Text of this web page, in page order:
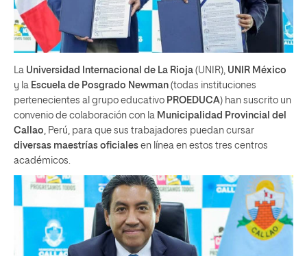
La Universidad Internacional de La Rioja (UNIR), UNIR México
y la Escuela de Posgrado Newman (todas instituciones
pertenecientes al grupo educativo PROEDUCA) han suscrito un
convenio de colaboración con la Municipalidad Provincial del
Callao , Perú, para que sus trabajadores puedan cursar
diversas maestrías oficiales en línea en estos tres centros
académicos.